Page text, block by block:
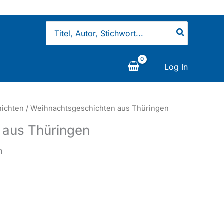
for:
Log In
/ Weihnachtsgeschichten aus Thüringen
Thüringen